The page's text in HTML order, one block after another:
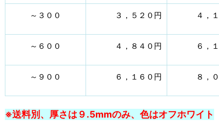
～３００ ３，５２０円 ４，
～６００ ４，８４０円 ６，
～９００ ６，１６０円 ８，
※送料別、厚さは９.5mmのみ、色はオフホワイト